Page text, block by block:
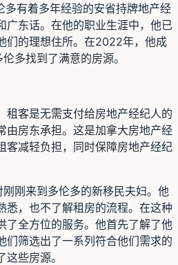
有着多年经验的安省持牌地产经
广东话。在他的职业生涯中，他已
们的理想住所。在2022年，他成
多找到了满意的房源。
租客是无需支付给房地产经纪人的
由房东承担。这是加拿大房地产经
客减轻负担，同时保障房地产经纪
刚来到多伦多的新移民夫妇。他
悉，也不了解租房的流程。在这种
了全方位的服务。他首先了解了他
们筛选出了一系列符合他们需求的
些房源。